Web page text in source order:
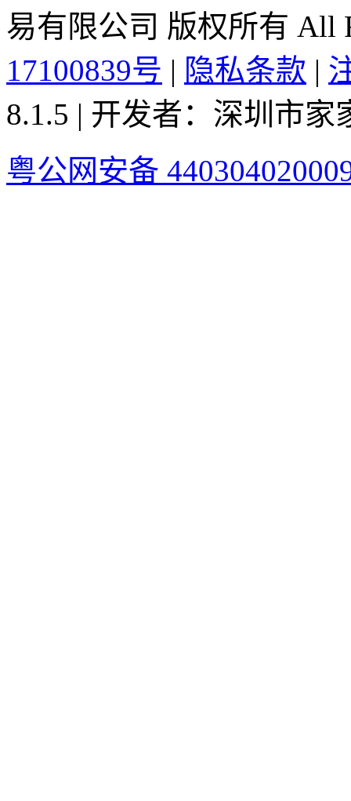
易有限公司 版权所有 All
17100839号 | 隐私条款 |
8.1.5 | 开发者：深圳市
粤公网安备